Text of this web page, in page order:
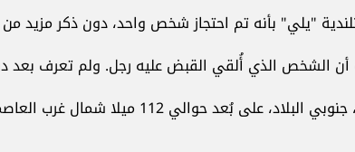
"يلي" بأنه تم احتجاز شخص واحد، دون ذكر مزيد
الشخص الذي أُلقي القبض عليه رجل. ولم تعرف بعد
وتقع تامبير، ثالث أكبر مدينة في فنلندا، جنوبي البلاد، على بُعد حوالي 112 ميلا